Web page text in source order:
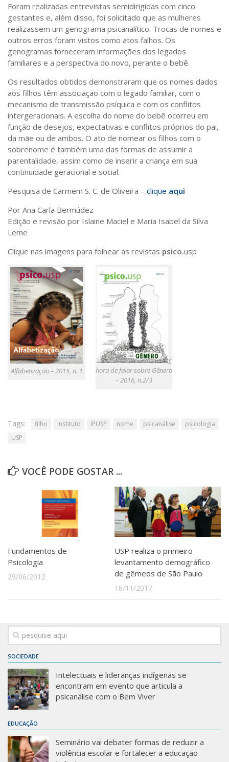
Foram realizadas entrevistas semidirigidas com cinco
gestantes e, além disso, foi solicitado que as mulheres
realizassem um genograma psicanalítico. Trocas de nomes e
outros erros foram vistos como atos falhos. Os
genogramas forneceram informações dos legados
familiares e a perspectiva do novo, perante o bebê.
Os resultados obtidos demonstraram que os nomes dados
aos filhos têm associação com o legado familiar, com o
mecanismo de transmissão psíquica e com os conflitos
intergeracionais. A escolha do nome do bebê ocorreu em
função de desejos, expectativas e conflitos próprios do pai,
da mãe ou de ambos. O ato de nomear os filhos com o
sobrenome é também uma das formas de assumir a
parentalidade, assim como de inserir a criança em sua
continuidade geracional e social.
Pesquisa de Carmem S. C. de Oliveira – clique aqui
Por Ana Carla Bermúdez
Edição e revisão por Islaine Maciel e Maria Isabel da Silva
Leme
Clique nas imagens para folhear as revistas psico.usp
Alfabetização – 2015, n. 1
É
hora de falar sobre Gênero
– 2016, n.2/3
Tags: filho Instituto IPUSP nome psicanálise
psicologia
USP
VOCÊ PODE GOSTAR ...
Fundamentos de
Psicologia
29/06/2012
USP realiza o primeiro
levantamento demográfico
de gêmeos de São Paulo
18/11/2017
SOCIEDADE
Intelectuais e lideranças indígenas se
encontram em evento que articula a
psicanálise com o Bem Viver
EDUCAÇÃO
Seminário vai debater formas de reduzir a
violência escolar e fortalecer a educação